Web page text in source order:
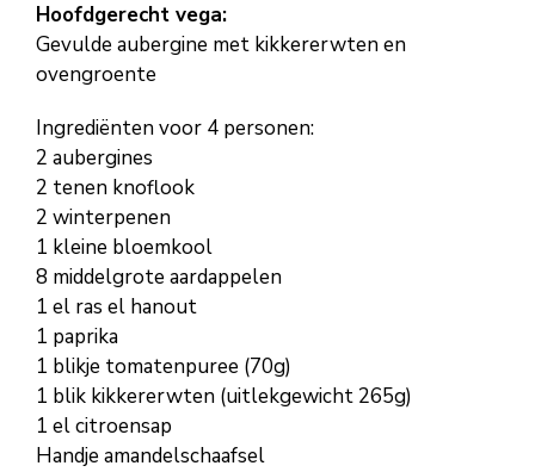
Hoofdgerecht vega:
Gevulde aubergine met kikkererwten en
ovengroente
Ingrediënten voor 4 personen:
2 aubergines
2 tenen knoflook
2 winterpenen
1 kleine bloemkool
8 middelgrote aardappelen
1 el ras el hanout
1 paprika
1 blikje tomatenpuree (70g)
1 blik kikkererwten (uitlekgewicht 265g)
1 el citroensap
Handje amandelschaafsel